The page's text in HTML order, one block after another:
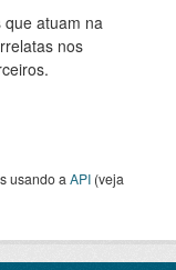
que atuam na
nos
usando a API (veja